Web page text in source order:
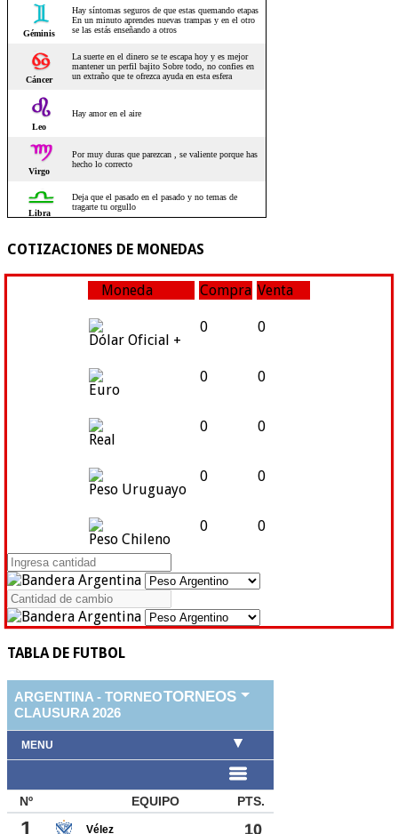
COTIZACIONES DE MONEDAS
Moneda Compra Venta
Dólar Oficial +
0 0
Euro
0 0
Real
0 0
Peso Uruguayo
0 0
Peso Chileno
0 0
TABLA DE FUTBOL